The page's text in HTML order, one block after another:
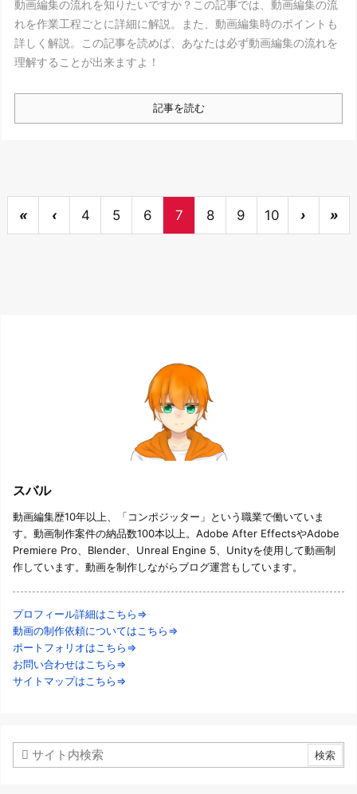
動画編集の流れを知りたいですか？この記事では、動画編集の流
れを作業工程ごとに詳細に解説。また、動画編集時のポイントも
詳しく解説。この記事を読めば、あなたは必ず動画編集の流れを
理解することが出来ますよ！
記事を読む
« ‹ 4 5 6 7 8 9 10 › »
スバル
動画編集歴10年以上、「コンポジッター」という職業で働いていま
す。動画制作案件の納品数100本以上。Adobe After EffectsやAdobe
Premiere Pro、Blender、Unreal Engine 5、Unityを使用して動画制
作しています。動画を制作しながらブログ運営もしています。
プロフィール詳細はこちら⇒
動画の制作依頼についてはこちら⇒
ポートフォリオはこちら⇒
お問い合わせはこちら⇒
サイトマップはこちら⇒